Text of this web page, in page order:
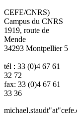
CEFE/CNRS)
Campus du CNRS
1919, route de
Mende
34293 Montpellier 5
tél : 33 (0)4 67 61
32 72
fax: 33 (0)4 67 61
33 36